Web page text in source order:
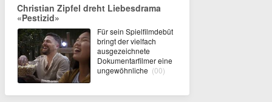
Christian Zipfel dreht Liebesdrama
«Pestizid»
Für sein Spielfilmdebüt
bringt der vielfach
ausgezeichnete
Dokumentarfilmer eine
ungewöhnliche (00)